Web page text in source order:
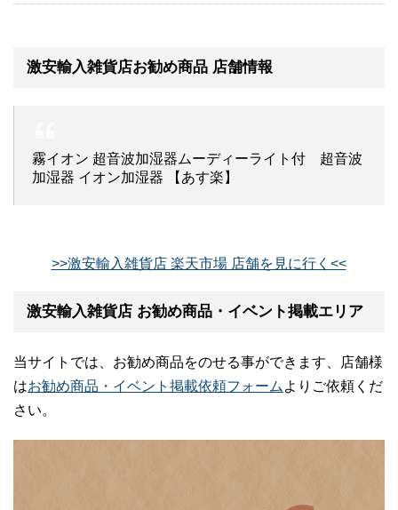
激安輸入雑貨店お勧め商品 店舗情報
霧イオン 超音波加湿器ムーディーライト付 超音波
加湿器 イオン加湿器 【あす楽】
>>激安輸入雑貨店 楽天市場 店舗を見に行く<<
激安輸入雑貨店 お勧め商品・イベント掲載エリア
当サイトでは、お勧め商品をのせる事ができます、店舗様
はお勧め商品・イベント掲載依頼フォーム よりご依頼くだ
さい。